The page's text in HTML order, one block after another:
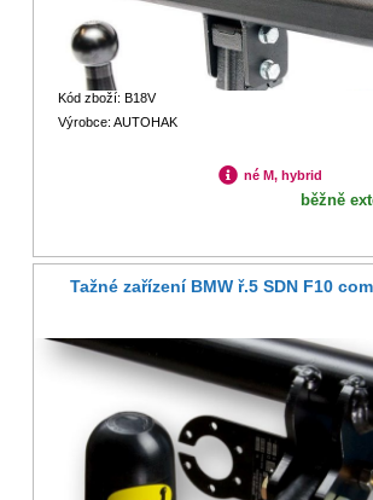
Kód zboží: B18V
Výrobce: AUTOHAK
né M, hybrid
běžně
Tažné zařízení BMW ř.5 SDN F10